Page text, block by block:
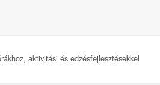
aktivitási és edzésfejlesztésekkel